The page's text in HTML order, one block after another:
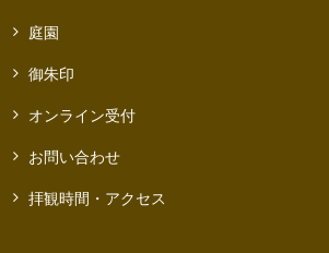
庭園
御朱印
オンライン受付
お問い合わせ
拝観時間・アクセス